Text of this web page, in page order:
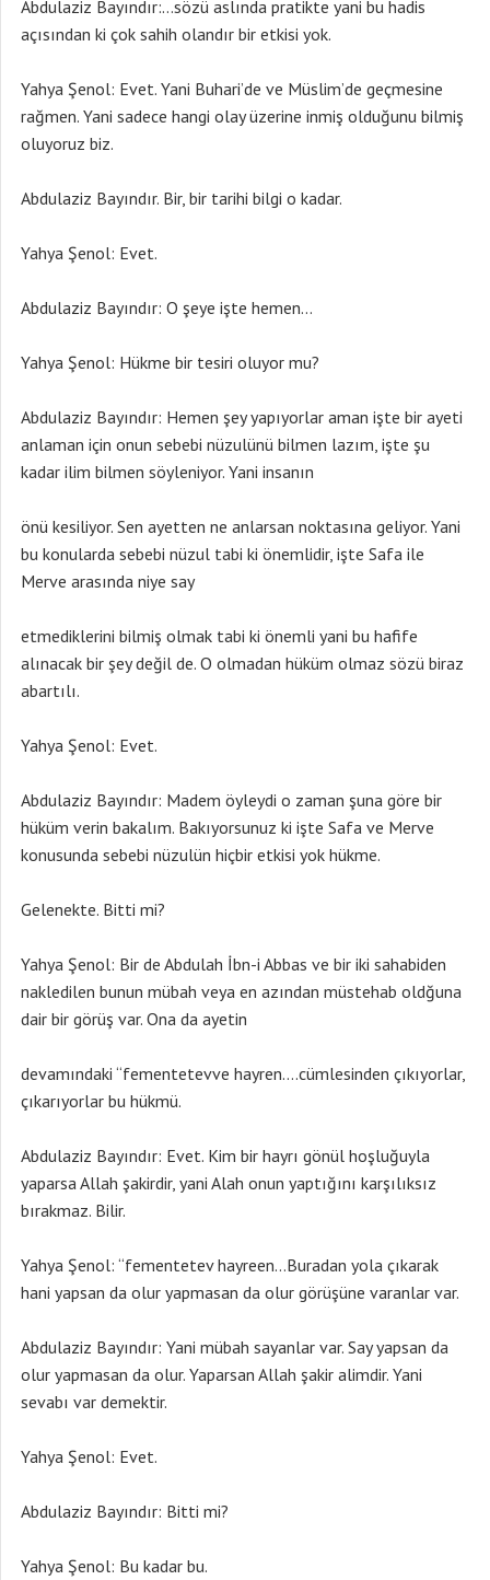
Abdulaziz Bayındır:…sözü aslında pratikte yani bu hadis
açısından ki çok sahih olandır bir etkisi yok.
Yahya Şenol: Evet. Yani Buhari’de ve Müslim’de geçmesine
rağmen. Yani sadece hangi olay üzerine inmiş olduğunu bilmiş
oluyoruz biz.
Abdulaziz Bayındır. Bir, bir tarihi bilgi o kadar.
Yahya Şenol: Evet.
Abdulaziz Bayındır: O şeye işte hemen…
Yahya Şenol: Hükme bir tesiri oluyor mu?
Abdulaziz Bayındır: Hemen şey yapıyorlar aman işte bir ayeti
anlaman için onun sebebi nüzulünü bilmen lazım, işte şu
kadar ilim bilmen söyleniyor. Yani insanın
önü kesiliyor. Sen ayetten ne anlarsan noktasına geliyor. Yani
bu konularda sebebi nüzul tabi ki önemlidir, işte Safa ile
Merve arasında niye say
etmediklerini bilmiş olmak tabi ki önemli yani bu hafife
alınacak bir şey değil de. O olmadan hüküm olmaz sözü biraz
abartılı.
Yahya Şenol: Evet.
Abdulaziz Bayındır: Madem öyleydi o zaman şuna göre bir
hüküm verin bakalım. Bakıyorsunuz ki işte Safa ve Merve
konusunda sebebi nüzulün hiçbir etkisi yok hükme.
Gelenekte. Bitti mi?
Yahya Şenol: Bir de Abdulah İbn-i Abbas ve bir iki sahabiden
nakledilen bunun mübah veya en azından müstehab oldğuna
dair bir görüş var. Ona da ayetin
devamındaki “fementetevve hayren….cümlesinden çıkıyorlar,
çıkarıyorlar bu hükmü.
Abdulaziz Bayındır: Evet. Kim bir hayrı gönül hoşluğuyla
yaparsa Allah şakirdir, yani Alah onun yaptığını karşılıksız
bırakmaz. Bilir.
Yahya Şenol: “fementetev hayreen…Buradan yola çıkarak
hani yapsan da olur yapmasan da olur görüşüne varanlar var.
Abdulaziz Bayındır: Yani mübah sayanlar var. Say yapsan da
olur yapmasan da olur. Yaparsan Allah şakir alimdir. Yani
sevabı var demektir.
Yahya Şenol: Evet.
Abdulaziz Bayındır: Bitti mi?
Yahya Şenol: Bu kadar bu.